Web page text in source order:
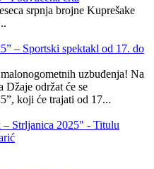
srpnja brojne Kuprešake
– Sportski spektakl od 17. do
uzbuđenja! Na
Džaje održat će se
koji će trajati od 17...
– Strljanica 2025" - Titulu